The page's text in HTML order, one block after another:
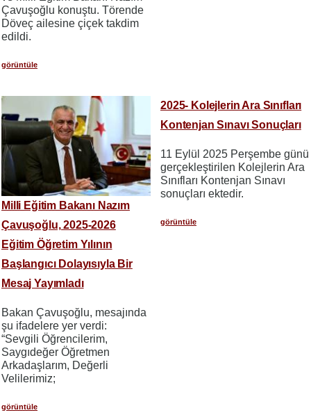
Çavuşoğlu konuştu. Törende
Döveç ailesine çiçek takdim
edildi.
görüntüle
Milli Eğitim Bakanı Nazım
Çavuşoğlu, 2025-2026
Eğitim Öğretim Yılının
Başlangıcı Dolayısıyla Bir
Mesaj Yayımladı
Bakan Çavuşoğlu, mesajında
şu ifadelere yer verdi:
“Sevgili Öğrencilerim,
Saygıdeğer Öğretmen
Arkadaşlarım, Değerli
Velilerimiz;
görüntüle
2025- Kolejlerin Ara Sınıfları
Kontenjan Sınavı Sonuçları
11 Eylül 2025 Perşembe günü
gerçekleştirilen Kolejlerin Ara
Sınıfları Kontenjan Sınavı
sonuçları ektedir.
görüntüle